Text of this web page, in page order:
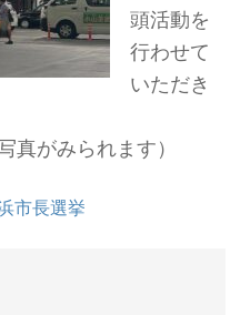
頭活動を
行わせて
いただき
真がみられます）
市長選挙